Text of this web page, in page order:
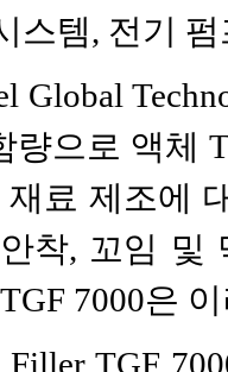
스템, 전기
Global
량으로 액체
료 제조에
착, 꼬임 및
7000은
Filler TGF